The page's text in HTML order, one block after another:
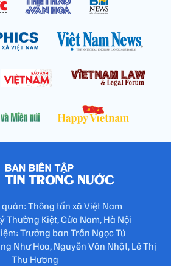
Thông tấn xã Việt Nam
Thường Kiệt, Cửa Nam, Hà Nội
Trưởng ban Trần Ngọc Tú
Như Hoa, Nguyễn Văn Nhật, Lê Thị
Thu Hương